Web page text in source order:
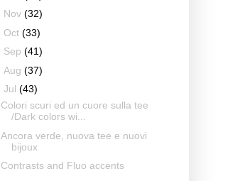
Nov (32)
Oct (33)
Sep (41)
Aug (37)
Jul (43)
Colori scuri ed un cuore sulla tee
/Dark colors wi...
Ancora verde, nuova tee e nuovi
bijoux
Contrasts and Fluo accents